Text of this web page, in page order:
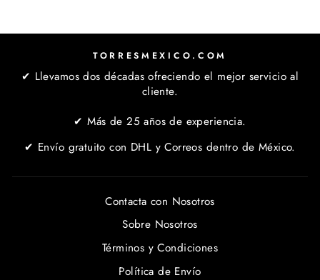
TORRESMEXICO.COM
✔ Llevamos dos décadas ofreciendo el mejor servicio al
cliente.
✔ Más de 25 años de experiencia.
✔ Envío gratuito con DHL y Correos dentro de México.
Contacta con Nosotros
Sobre Nosotros
Términos y Condiciones
Política de Envío